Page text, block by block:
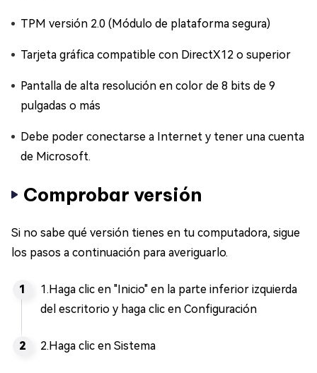
TPM versión 2.0 (Módulo de plataforma segura)
Tarjeta gráfica compatible con DirectX12 o superior
Pantalla de alta resolución en color de 8 bits de 9
pulgadas o más
Debe poder conectarse a Internet y tener una cuenta
de Microsoft.
Comprobar versión
Si no sabe qué versión tienes en tu computadora, sigue
los pasos a continuación para averiguarlo.
1.Haga clic en "Inicio" en la parte inferior izquierda
del escritorio y haga clic en Configuración
2.Haga clic en Sistema